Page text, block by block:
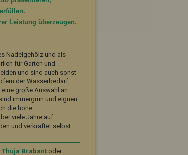
Leistung überzeugen.
Nadelgehölz und als
für Garten und
und sind auch sonst
der Wasserbedarf
große Auswahl an
immergrün und eignen
die hohe
viele Jahre auf
und verkraftet selbst
Thuja Brabant oder